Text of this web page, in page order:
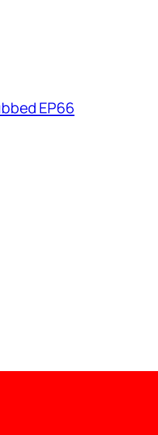
EP66